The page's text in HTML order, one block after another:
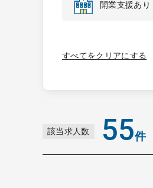
開業支援あり
すべてをクリアにする
該当求人数 55件